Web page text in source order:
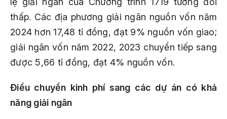
thấp. Các địa phương giải ngân nguồn vốn năm
2024 hơn 17,48 tỉ đồng, đạt 9% nguồn vốn giao;
giải ngân vốn năm 2022, 2023 chuyển tiếp sang
được 5,66 tỉ đồng, đạt 4% nguồn vốn.
Điều chuyển kinh phí sang các dự án có khả
năng giải ngân